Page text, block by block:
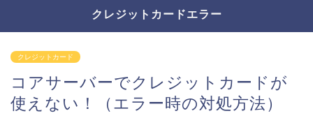
クレジットカードエラー
クレジットカード
コアサーバーでクレジットカードが
使えない！（エラー時の対処方法）